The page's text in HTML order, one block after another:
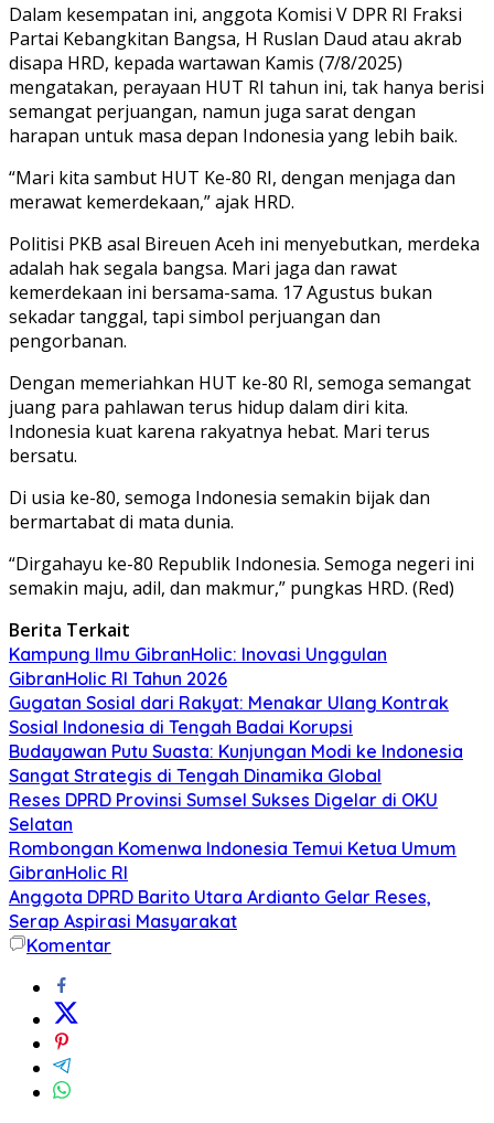
Dalam kesempatan ini, anggota Komisi V DPR RI Fraksi
Partai Kebangkitan Bangsa, H Ruslan Daud atau akrab
disapa HRD, kepada wartawan Kamis (7/8/2025)
mengatakan, perayaan HUT RI tahun ini, tak hanya berisi
semangat perjuangan, namun juga sarat dengan
harapan untuk masa depan Indonesia yang lebih baik.
“Mari kita sambut HUT Ke-80 RI, dengan menjaga dan
merawat kemerdekaan,” ajak HRD.
Politisi PKB asal Bireuen Aceh ini menyebutkan, merdeka
adalah hak segala bangsa. Mari jaga dan rawat
kemerdekaan ini bersama-sama. 17 Agustus bukan
sekadar tanggal, tapi simbol perjuangan dan
pengorbanan.
Dengan memeriahkan HUT ke-80 RI, semoga semangat
juang para pahlawan terus hidup dalam diri kita.
Indonesia kuat karena rakyatnya hebat. Mari terus
bersatu.
Di usia ke-80, semoga Indonesia semakin bijak dan
bermartabat di mata dunia.
“Dirgahayu ke-80 Republik Indonesia. Semoga negeri ini
semakin maju, adil, dan makmur,” pungkas HRD. (Red)
Berita Terkait
Kampung Ilmu GibranHolic: Inovasi Unggulan
GibranHolic RI Tahun 2026
Gugatan Sosial dari Rakyat: Menakar Ulang Kontrak
Sosial Indonesia di Tengah Badai Korupsi
Budayawan Putu Suasta: Kunjungan Modi ke Indonesia
Sangat Strategis di Tengah Dinamika Global
Reses DPRD Provinsi Sumsel Sukses Digelar di OKU
Selatan
Rombongan Komenwa Indonesia Temui Ketua Umum
GibranHolic RI
Anggota DPRD Barito Utara Ardianto Gelar Reses,
Serap Aspirasi Masyarakat
Komentar